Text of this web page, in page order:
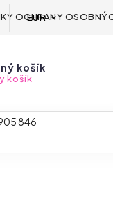
OCHRANY
EUR
košík
košík
846